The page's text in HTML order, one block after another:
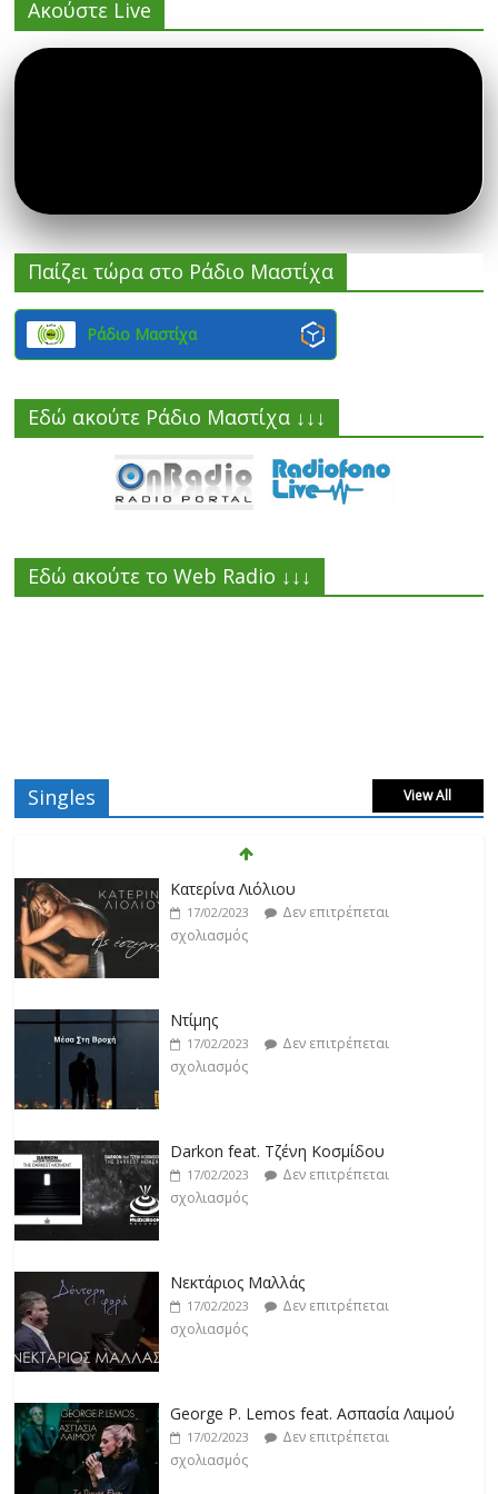
Ακούστε Live
Παίζει τώρα στο Ράδιο Μαστίχα
Ράδιο Μαστίχα
Εδώ ακούτε Ράδιο Μαστίχα ↓↓↓
Εδώ ακούτε το Web Radio ↓↓↓
Singles View All
Κατερίνα Λιόλιου
17/02/2023
Δεν επιτρέπεται
σχολιασμός
Ντίμης
17/02/2023
Δεν επιτρέπεται
σχολιασμός
Darkon feat. Τζένη Κοσμίδου
17/02/2023
Δεν επιτρέπεται
σχολιασμός
Νεκτάριος Μαλλάς
17/02/2023
Δεν επιτρέπεται
σχολιασμός
George P. Lemos feat. Ασπασία Λαιμού
17/02/2023
Δεν επιτρέπεται
σχολιασμός